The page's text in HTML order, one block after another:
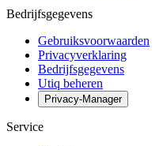
Bedrijfsgegevens
Gebruiksvoorwaarden
Privacyverklaring
Bedrijfsgegevens
Utiq beheren
Privacy-Manager
Service